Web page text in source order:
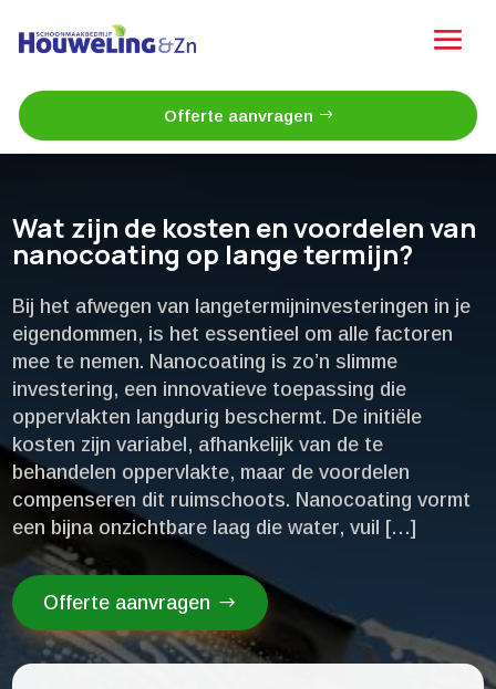
Offerte aanvragen
Wat zijn de kosten en voordelen van
nanocoating op lange termijn?
Bij het afwegen van langetermijninvesteringen in je
eigendommen, is het essentieel om alle factoren
mee te nemen.​ Nanocoating is zo’n slimme
investering, een innovatieve toepassing die
oppervlakten langdurig beschermt.​ De initiële
kosten zijn variabel, afhankelijk van de te
behandelen oppervlakte, maar de voordelen
compenseren dit ruimschoots.​ Nanocoating vormt
een bijna onzichtbare laag die water, vuil […]
Offerte aanvragen